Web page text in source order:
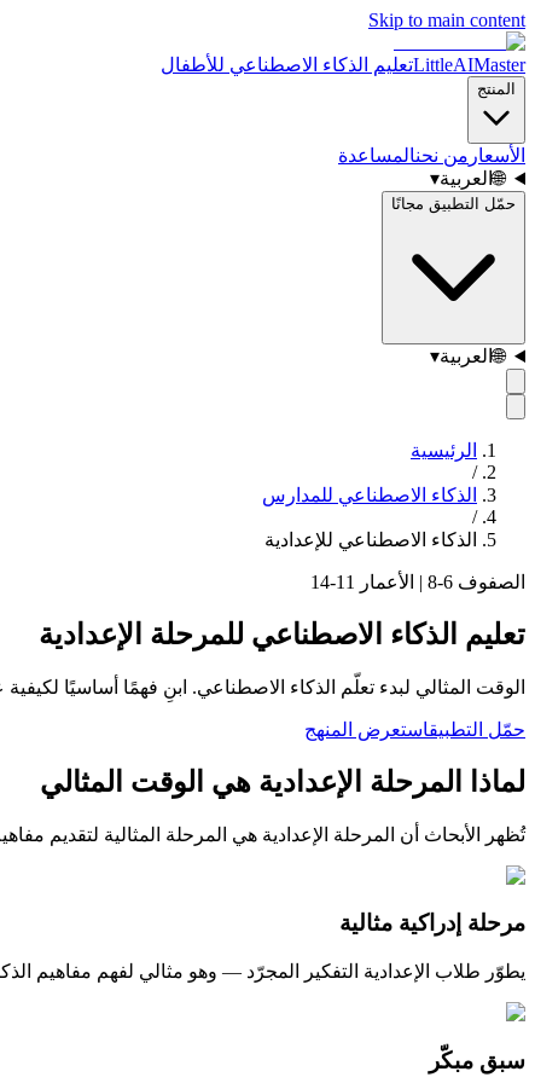
Skip to main content
LittleAIMasterتعليم الذكاء الاصطناعي للأطفال
المنتج
الأسعار من نحنالمساعدة
🌐العربية▾
حمّل التطبيق مجانًا
🌐العربية▾
الرئيسية
/
الذكاء الاصطناعي للمدارس
/
الذكاء الاصطناعي للإعدادية
الصفوف 6-8 | الأعمار 11-14
تعليم الذكاء الاصطناعي للمرحلة الإعدادية
الوقت المثالي لبدء تعلّم الذكاء الاصطناعي. ابنِ فهمًا أساسيًا
حمّل التطبيقاستعرض المنهج
لماذا المرحلة الإعدادية هي الوقت المثالي
تُظهر الأبحاث أن المرحلة الإعدادية هي المرحلة المثالية لتقديم
مرحلة إدراكية مثالية
يطوّر طلاب الإعدادية التفكير المجرّد — وهو مثالي لفهم مفاهيم
سبق مبكّر